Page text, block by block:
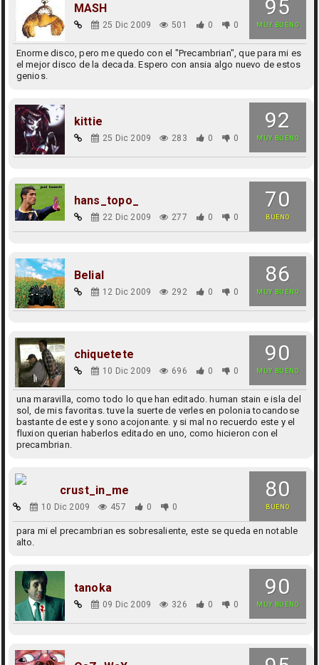
95
MUY BUENO
MASH
25 Dic 2009 501 0 0
Enorme disco, pero me quedo con el "Precambrian", que para mi es
el mejor disco de la decada. Espero con ansia algo nuevo de estos
genios.
92
MUY BUENO
kittie
25 Dic 2009 283 0 0
70
BUENO
hans_topo_
22 Dic 2009 277 0 0
86
MUY BUENO
Belial
12 Dic 2009 292 0 0
90
MUY BUENO
chiquetete
10 Dic 2009 696 0 0
una maravilla, como todo lo que han editado. human stain e isla del
sol, de mis favoritas. tuve la suerte de verles en polonia tocandose
bastante de este y sono acojonante. y si mal no recuerdo este y el
fluxion querian haberlos editado en uno, como hicieron con el
precambrian.
80
BUENO
crust_in_me
10 Dic 2009 457 0 0
para mi el precambrian es sobresaliente, este se queda en notable
alto.
90
MUY BUENO
tanoka
09 Dic 2009 326 0 0